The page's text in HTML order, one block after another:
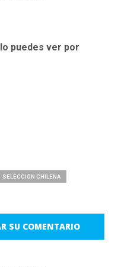
puedes ver por
SELECCIÓN CHILENA
SU COMENTARIO